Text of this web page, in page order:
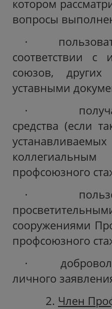
котором
вопросы
·
соответствии с
союзов,
уставными
· получать
средства (если
профсоюзного
·
сооружениями
профсоюзного
·
личного
2. Член